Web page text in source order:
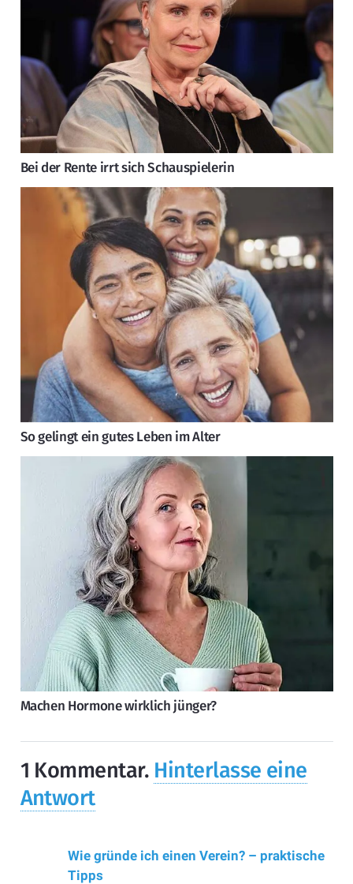
Bei der Rente irrt sich Schauspielerin
So gelingt ein gutes Leben im Alter
Machen Hormone wirklich jünger?
1 Kommentar. Hinterlasse eine
Antwort
Wie gründe ich einen Verein? – praktische
Tipps